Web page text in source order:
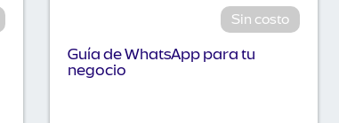
Sin costo
Guía de WhatsApp para tu
negocio